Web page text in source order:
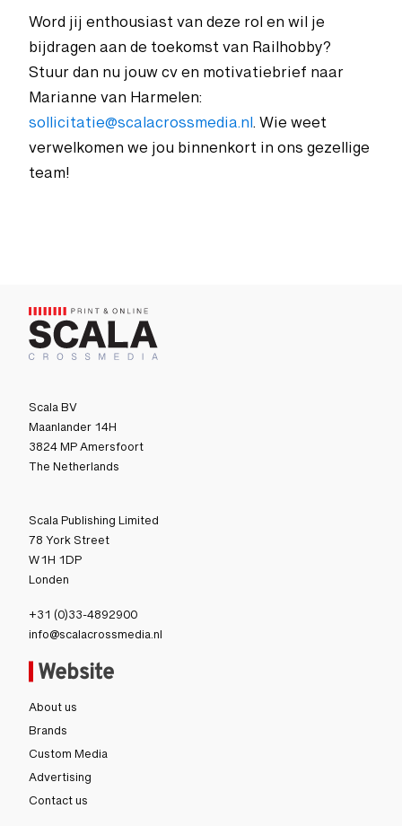
Word jij enthousiast van deze rol en wil je
bijdragen aan de toekomst van Railhobby?
Stuur dan nu jouw cv en motivatiebrief naar
Marianne van Harmelen:
sollicitatie@scalacrossmedia.nl. Wie weet
verwelkomen we jou binnenkort in ons gezellige
team!
Scala BV
Maanlander 14H
3824 MP Amersfoort
The Netherlands
Scala Publishing Limited
78 York Street
W1H 1DP
Londen
+31 (0)33-4892900
info@scalacrossmedia.nl
Website
About us
Brands
Custom Media
Advertising
Contact us